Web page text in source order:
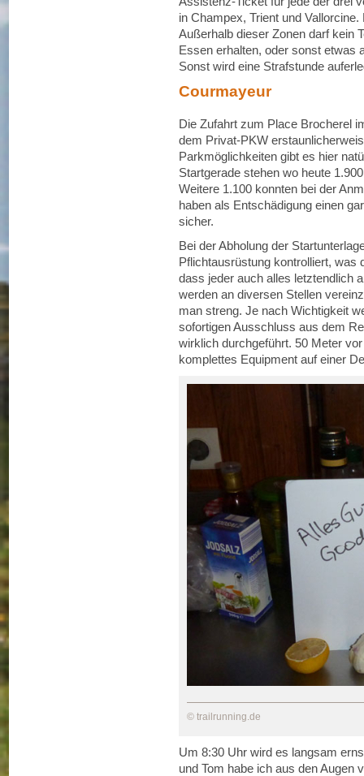
in Champex, Trient und
Außerhalb dieser Zonen darf kein
Essen erhalten, oder sonst etwas
Sonst wird eine Strafstunde
Courmayeur
Die Zufahrt zum Place Brocherel
dem Privat-PKW
Parkmöglichkeiten gibt es hier
Startgerade stehen wo heute
Weitere 1.100 konnten bei der
haben als Entschädigung einen
sicher.
Bei der Abholung der
Pflichtausrüstung kontrolliert, was
dass jeder auch alles letztendlich
werden an diversen Stellen
man streng. Je nach Wichtigkeit
sofortigen Ausschluss aus dem
wirklich durchgeführt. 50 Meter
komplettes Equipment auf einer
© trailrunning.de
Um 8:30 Uhr wird es langsam
und Tom habe ich aus den Augen